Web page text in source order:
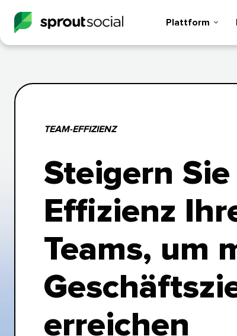
Plattform​​
TEAM-EFFIZIENZ​​
Steigern
Effizienz
Teams, um
erreichen​​